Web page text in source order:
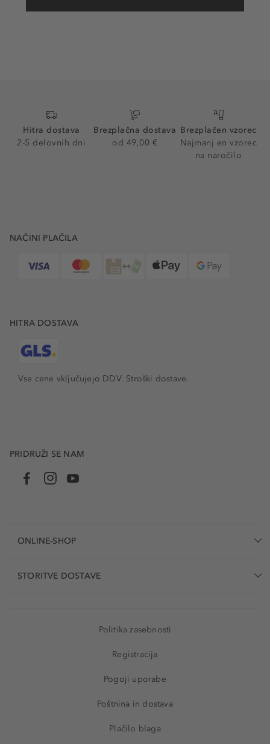
Hitra dostava
2-5 delovnih dni
Brezplačna dostava
od 49,00 €
Brezplačen vzorec
Najmanj en vzorec
na naročilo
NAČINI PLAČILA
HITRA DOSTAVA
Vse cene vključujejo DDV. Stroški dostave.
PRIDRUŽI SE NAM
ONLINE-SHOP
STORITVE DOSTAVE
Politika zasebnosti
Registracija
Pogoji uporabe
Poštnina in dostava
Plačilo blaga